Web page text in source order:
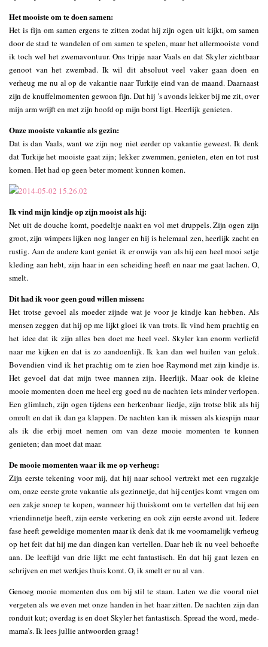
Het mooiste om te doen samen:
Het is fijn om samen ergens te zitten zodat hij zijn ogen uit kijkt, om samen
door de stad te wandelen of om samen te spelen, maar het allermooiste vond
ik toch wel het zwemavontuur. Ons tripje naar Vaals en dat Skyler zichtbaar
genoot van het zwembad. Ik wil dit absoluut veel vaker gaan doen en
verheug me nu al op de vakantie naar Turkije eind van de maand. Daarnaast
zijn de knuffelmomenten gewoon fijn. Dat hij ’s avonds lekker bij me zit, over
mijn arm wrijft en met zijn hoofd op mijn borst ligt. Heerlijk genieten.
Onze mooiste vakantie als gezin:
Dat is dan Vaals, want we zijn nog niet eerder op vakantie geweest. Ik denk
dat Turkije het mooiste gaat zijn; lekker zwemmen, genieten, eten en tot rust
komen. Het had op geen beter moment kunnen komen.
Ik vind mijn kindje op zijn mooist als hij:
Net uit de douche komt, poedeltje naakt en vol met druppels. Zijn ogen zijn
groot, zijn wimpers lijken nog langer en hij is helemaal zen, heerlijk zacht en
rustig. Aan de andere kant geniet ik er onwijs van als hij een heel mooi setje
kleding aan hebt, zijn haar in een scheiding heeft en naar me gaat lachen. O,
smelt.
Dit had ik voor geen goud willen missen:
Het trotse gevoel als moeder zijnde wat je voor je kindje kan hebben. Als
mensen zeggen dat hij op me lijkt gloei ik van trots. Ik vind hem prachtig en
het idee dat ik zijn alles ben doet me heel veel. Skyler kan enorm verliefd
naar me kijken en dat is zo aandoenlijk. Ik kan dan wel huilen van geluk.
Bovendien vind ik het prachtig om te zien hoe Raymond met zijn kindje is.
Het gevoel dat dat mijn twee mannen zijn. Heerlijk. Maar ook de kleine
mooie momenten doen me heel erg goed nu de nachten iets minder verlopen.
Een glimlach, zijn ogen tijdens een herkenbaar liedje, zijn trotse blik als hij
omrolt en dat ik dan ga klappen. De nachten kan ik missen als kiespijn maar
als ik die erbij moet nemen om van deze mooie momenten te kunnen
genieten; dan moet dat maar.
De mooie momenten waar ik me op verheug:
Zijn eerste tekening voor mij, dat hij naar school vertrekt met een rugzakje
om, onze eerste grote vakantie als gezinnetje, dat hij centjes komt vragen om
een zakje snoep te kopen, wanneer hij thuiskomt om te vertellen dat hij een
vriendinnetje heeft, zijn eerste verkering en ook zijn eerste avond uit. Iedere
fase heeft geweldige momenten maar ik denk dat ik me voornamelijk verheug
op het feit dat hij me dan dingen kan vertellen. Daar heb ik nu veel behoefte
aan. De leeftijd van drie lijkt me echt fantastisch. En dat hij gaat lezen en
schrijven en met werkjes thuis komt. O, ik smelt er nu al van.
Genoeg mooie momenten dus om bij stil te staan. Laten we die vooral niet
vergeten als we even met onze handen in het haar zitten. De nachten zijn dan
ronduit kut; overdag is en doet Skyler het fantastisch. Spread the word, mede-
mama’s. Ik lees jullie antwoorden graag!